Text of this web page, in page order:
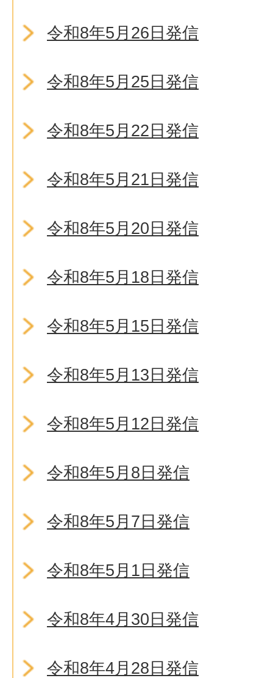
令和8年5月26日発信
令和8年5月25日発信
令和8年5月22日発信
令和8年5月21日発信
令和8年5月20日発信
令和8年5月18日発信
令和8年5月15日発信
令和8年5月13日発信
令和8年5月12日発信
令和8年5月8日発信
令和8年5月7日発信
令和8年5月1日発信
令和8年4月30日発信
令和8年4月28日発信